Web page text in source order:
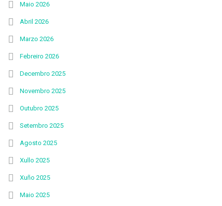
Maio 2026
Abril 2026
Marzo 2026
Febreiro 2026
Decembro 2025
Novembro 2025
Outubro 2025
Setembro 2025
Agosto 2025
Xullo 2025
Xuño 2025
Maio 2025